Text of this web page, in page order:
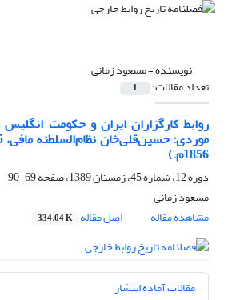
نویسنده =مسعود زمانی
تعداد مقالات: 1
روابط کارگزاران ایران و حکومت
1856م.)
دوره 12، شماره 45، زمستان 1389، صفحه
69-90
مسعود زمانی
مشاهده مقاله
اصل مقاله 334.04 K
مقالات آماده انتشار